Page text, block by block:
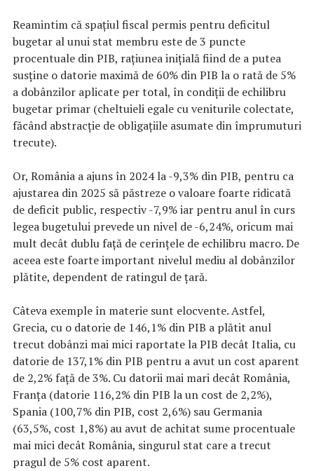
Reamintim că spațiul fiscal permis pentru deficitul
bugetar al unui stat membru este de 3 puncte
procentuale din PIB, rațiunea inițială fiind de a putea
susține o datorie maximă de 60% din PIB la o rată de 5%
a dobânzilor aplicate per total, în condiții de echilibru
bugetar primar (cheltuieli egale cu veniturile colectate,
făcând abstracție de obligațiile asumate din împrumuturi
trecute).
Or, România a ajuns în 2024 la -9,3% din PIB, pentru ca
ajustarea din 2025 să păstreze o valoare foarte ridicată
de deficit public, respectiv -7,9% iar pentru anul în curs
legea bugetului prevede un nivel de -6,24%, oricum mai
mult decât dublu față de cerințele de echilibru macro. De
aceea este foarte important nivelul mediu al dobânzilor
plătite, dependent de ratingul de țară.
Câteva exemple în materie sunt elocvente. Astfel,
Grecia, cu o datorie de 146,1% din PIB a plătit anul
trecut dobânzi mai mici raportate la PIB decât Italia, cu
datorie de 137,1% din PIB pentru a avut un cost aparent
de 2,2% față de 3%. Cu datorii mai mari decât România,
Franța (datorie 116,2% din PIB la un cost de 2,2%),
Spania (100,7% din PIB, cost 2,6%) sau Germania
(63,5%, cost 1,8%) au avut de achitat sume procentuale
mai mici decât România, singurul stat care a trecut
pragul de 5% cost aparent.